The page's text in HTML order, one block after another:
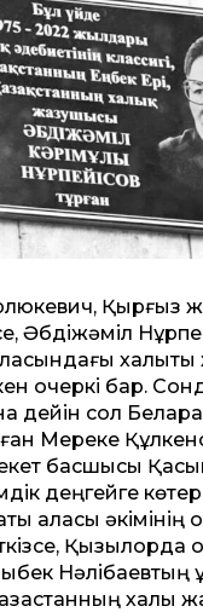
Қырғыз
Әбдіжәміл
халықты
очеркі бар.
де­йін сол
Мереке
басшысы Қасым-
деңгейге
қаласы
Нәлібаевтың
халық